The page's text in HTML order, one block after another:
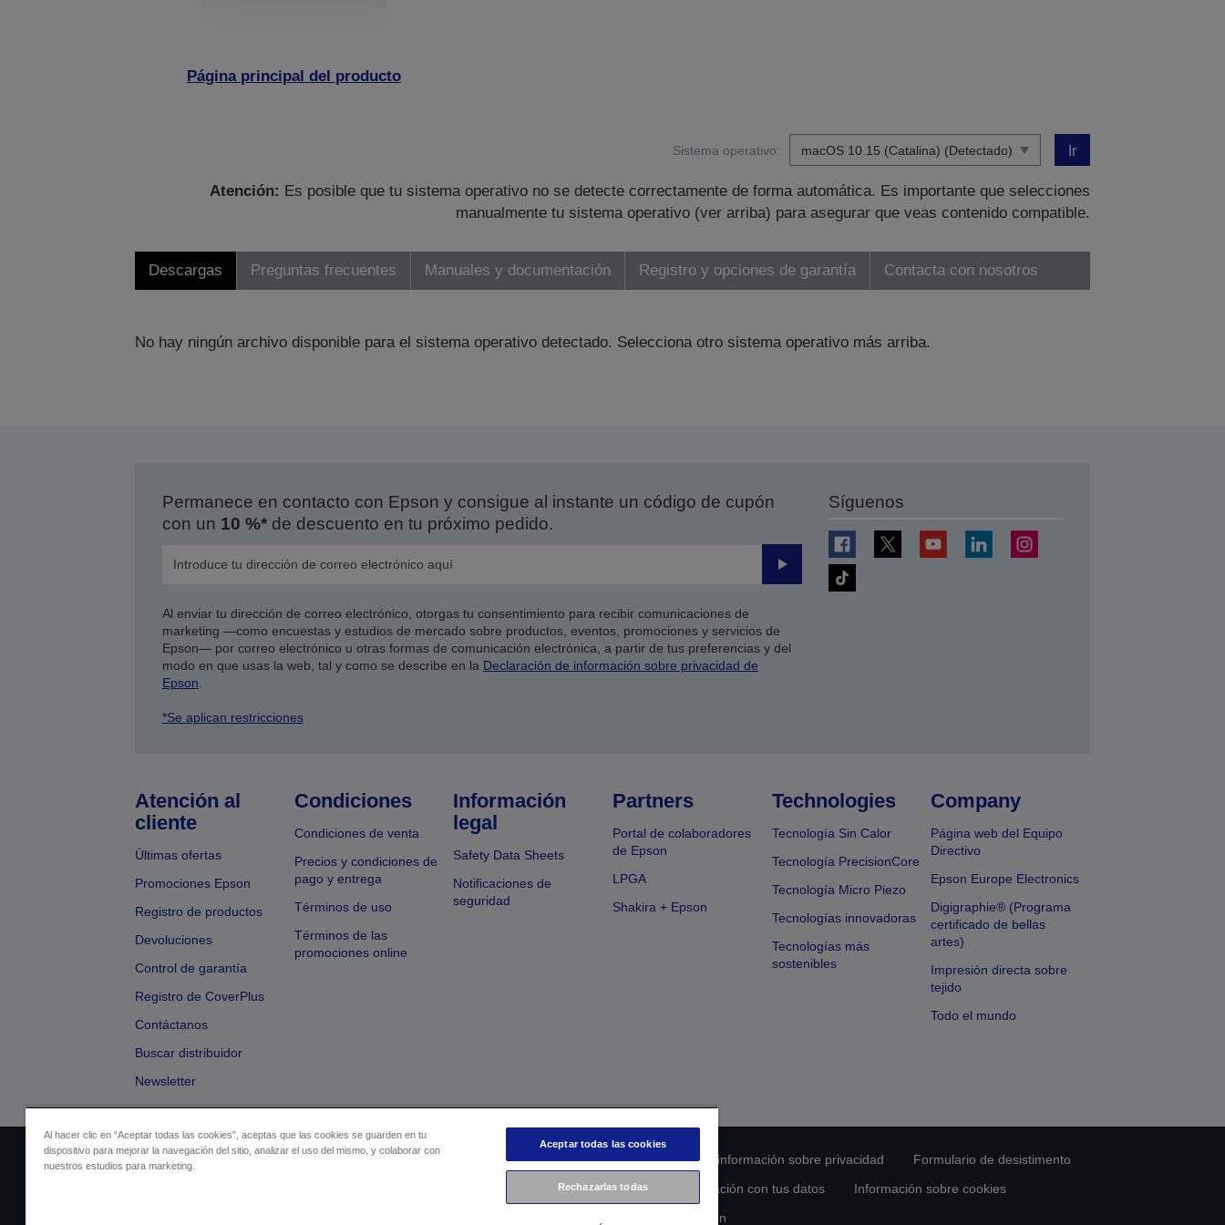
Página principal del producto
Sistema operativo: Ir
Atención: Es posible que tu sistema operativo no se detecte correctamente de forma automática. Es importante que selecciones
manualmente tu sistema operativo (ver arriba) para asegurar que veas contenido compatible.
Descargas Preguntas frecuentes Manuales y documentación Registro y opciones de garantía Contacta con nosotros
No hay ningún archivo disponible para el sistema operativo detectado. Selecciona otro sistema operativo más arriba.
Permanece en contacto con Epson y consigue al instante un código de cupón
con un 10 %*de descuento en tu próximo pedido.
Enviar
Al enviar tu dirección de correo electrónico, otorgas tu consentimiento para recibir comunicaciones de
marketing —como encuestas y estudios de mercado sobre productos, eventos, promociones y servicios de
Epson— por correo electrónico u otras formas de comunicación electrónica, a partir de tus preferencias y del
modo en que usas la web, tal y como se describe en la Declaración de información sobre privacidad de
Epson.
*Se aplican restricciones
Síguenos
Atención al
cliente
Últimas ofertas
Promociones Epson
Registro de productos
Devoluciones
Control de garantía
Registro de CoverPlus
Contáctanos
Buscar distribuidor
Newsletter
Condiciones
Condiciones de venta
Precios y condiciones de
pago y entrega
Términos de uso
Términos de las
promociones online
Información
legal
Safety Data Sheets
Notificaciones de
seguridad
Partners
Portal de colaboradores
de Epson
LPGA
Shakira + Epson
Technologies
Tecnología Sin Calor
Tecnología PrecisionCore
Tecnología Micro Piezo
Tecnologías innovadoras
Tecnologías más
sostenibles
Company
Página web del Equipo
Directivo
Epson Europe Electronics
Digigraphie® (Programa
certificado de bellas
artes)
Impresión directa sobre
tejido
Todo el mundo
Identificación del vendedor Identificación de cumplimiento de los productos Declaración de información sobre privacidad
Formulario de desistimento
Ponte en contacto con nosotros en relación con tus datos
Información sobre cookies
Compromiso de accesibilidad de Epson
Al hacer clic en “Aceptar todas las cookies”, aceptas que las cookies se guarden en tu
dispositivo para mejorar la navegación del sitio, analizar el uso del mismo, y colaborar con
nuestros estudios para marketing.
Aceptar todas las cookies
Rechazarlas todas